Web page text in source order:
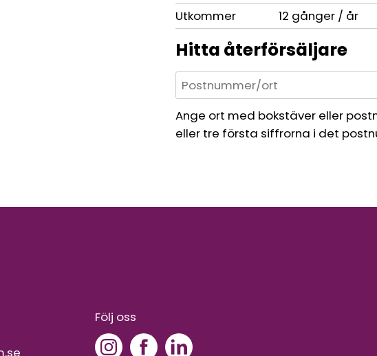
Utkommer
12 gånger / år
Hitta återförsäljare
Ange ort med bokstäver eller
eller tre första siffrorna i det
Följ oss